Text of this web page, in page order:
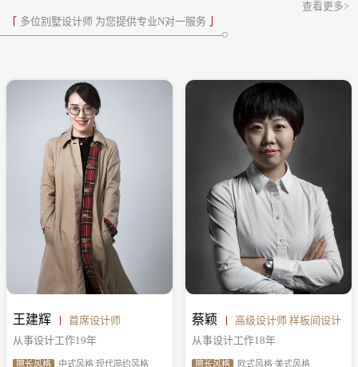
多位别墅设计师 为您提供专业N对一服务
查看更多>
王建辉
首席设计师
从事设计工作19年
擅长风格 中式风格 现代简约风格
蔡颖
高级设计师 样板间设计
从事设计工作18年
擅长风格 欧式风格 美式风格